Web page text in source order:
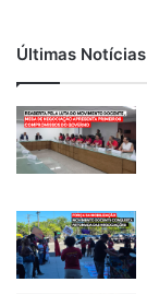
Últimas Notícias